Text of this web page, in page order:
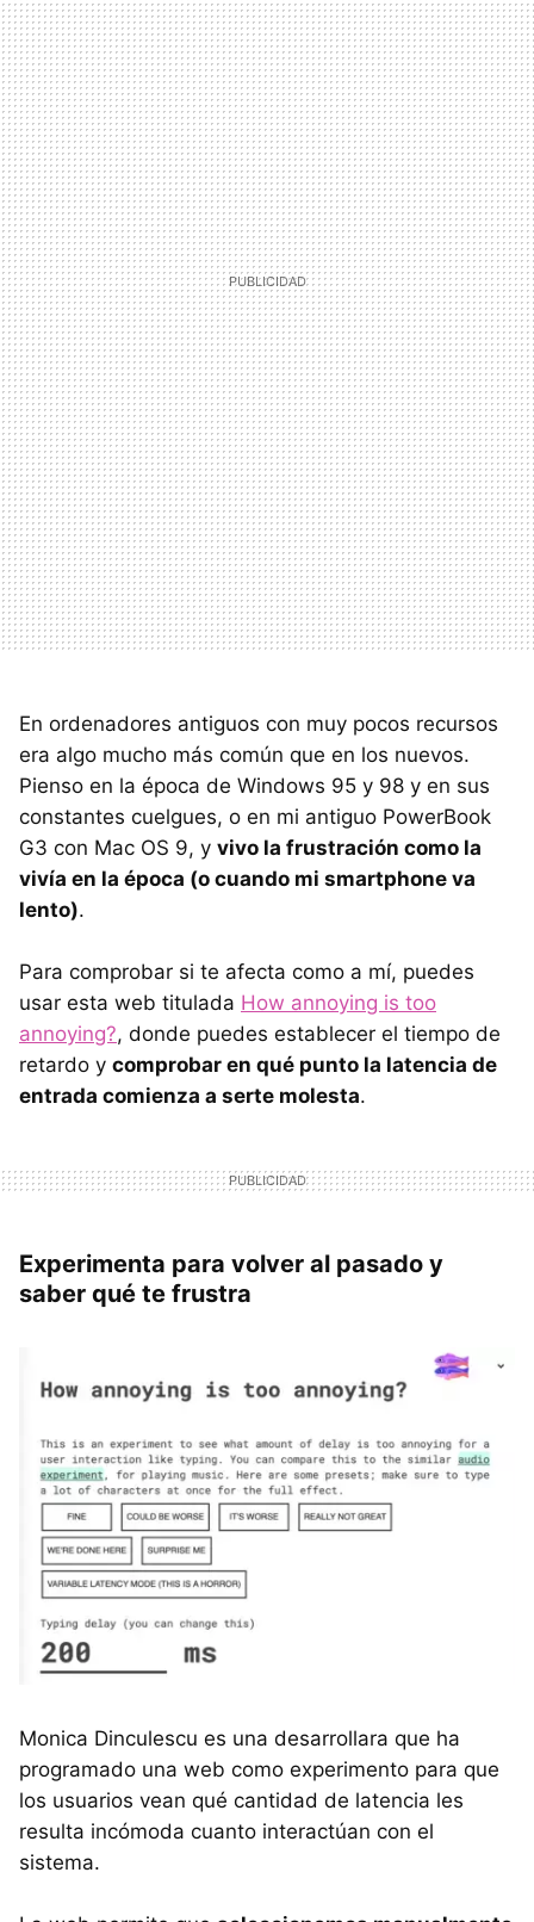
En ordenadores antiguos con muy pocos recursos
era algo mucho más común que en los nuevos.
Pienso en la época de Windows 95 y 98 y en sus
constantes cuelgues, o en mi antiguo PowerBook
G3 con Mac OS 9, y vivo la frustración como la
vivía en la época (o cuando mi smartphone va
lento).
Para comprobar si te afecta como a mí, puedes
usar esta web titulada How annoying is too
annoying?, donde puedes establecer el tiempo de
retardo y comprobar en qué punto la latencia de
entrada comienza a serte molesta.
Experimenta para volver al pasado y
saber qué te frustra
Monica Dinculescu es una desarrollara que ha
programado una web como experimento para que
los usuarios vean qué cantidad de latencia les
resulta incómoda cuanto interactúan con el
sistema.